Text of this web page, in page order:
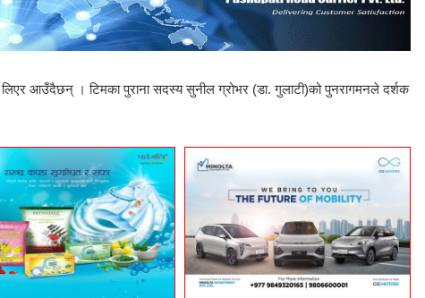
लिएर आउँदैछन् । टिमका पुराना सदस्य सुनीलग्रोभर (डा. गुलाटी)कोपुनरागमनले दर्शक